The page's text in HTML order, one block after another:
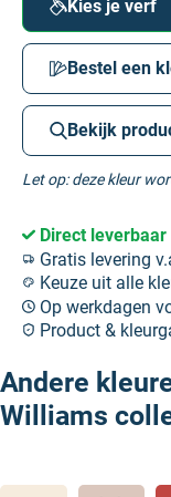
Kies je verf
Bestel een
Bekijk
Let op: deze kleur
Direct leverbaar
Gratis levering
Keuze uit alle
Op werkdagen
Product &
Andere
Williams